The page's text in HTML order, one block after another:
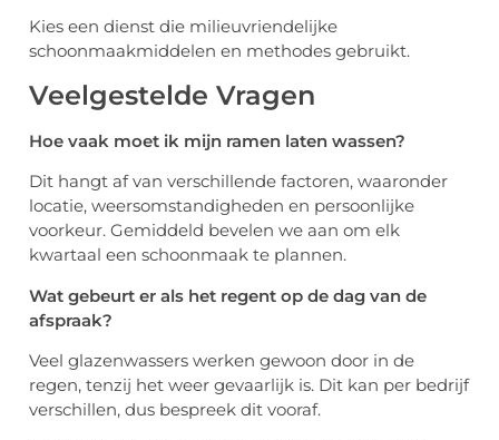
Kies een dienst die milieuvriendelijke
schoonmaakmiddelen en methodes gebruikt.
Veelgestelde Vragen
Hoe vaak moet ik mijn ramen laten wassen?
Dit hangt af van verschillende factoren, waaronder
locatie, weersomstandigheden en persoonlijke
voorkeur. Gemiddeld bevelen we aan om elk
kwartaal een schoonmaak te plannen.
Wat gebeurt er als het regent op de dag van de
afspraak?
Veel glazenwassers werken gewoon door in de
regen, tenzij het weer gevaarlijk is. Dit kan per bedrijf
verschillen, dus bespreek dit vooraf.